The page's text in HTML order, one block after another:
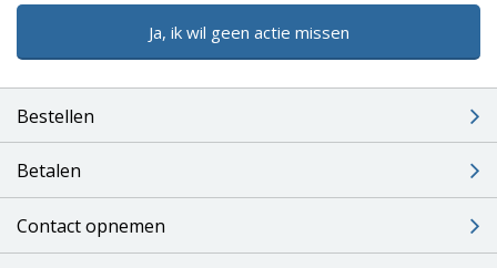
Ja, ik wil geen actie missen
Bestellen
Betalen
Contact opnemen